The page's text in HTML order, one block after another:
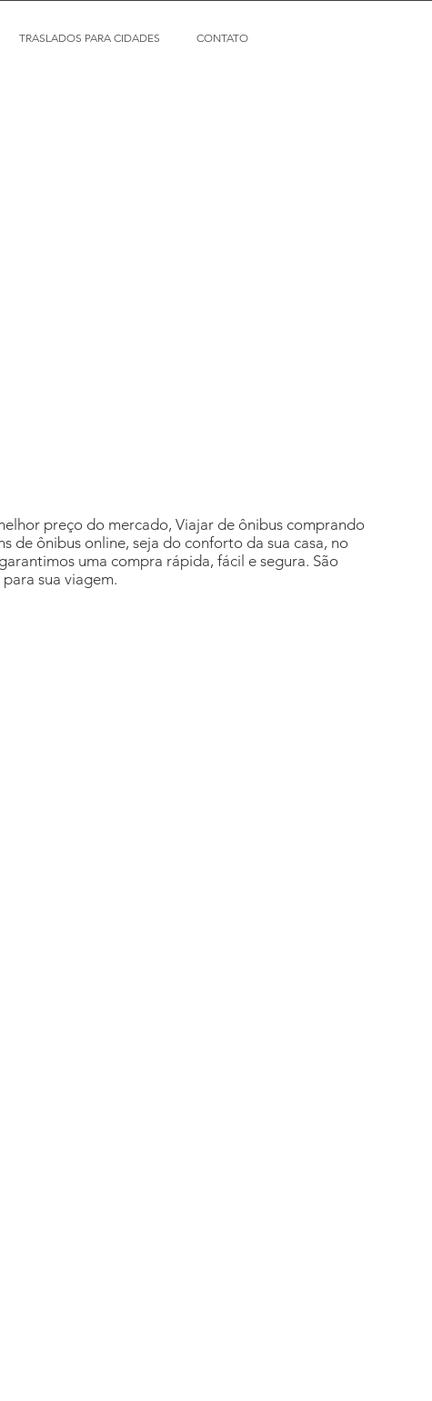
TRASLADOS PARA CIDADES CONTATO
preço do mercado, Viajar de ônibus comprando
de ônibus online, seja do conforto da sua casa, no
uma compra rápida, fácil e segura. São
sua viagem.